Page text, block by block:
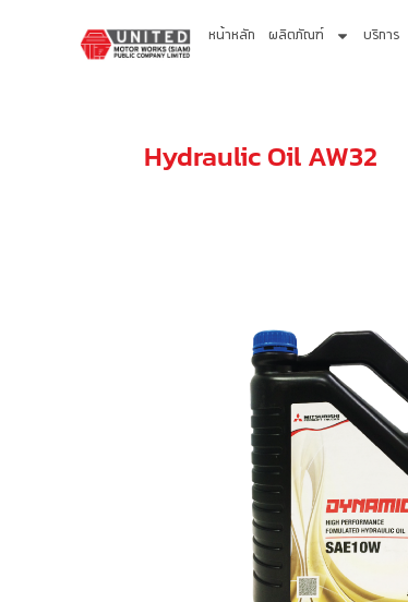
หน้าหลัก ผลิตภัณฑ์ บริการ
Hydraulic Oil AW32